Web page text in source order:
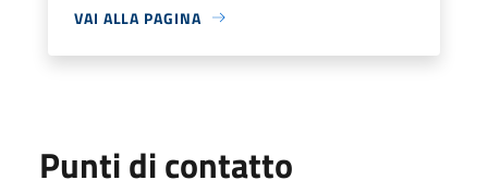
VAI ALLA PAGINA
Punti di contatto